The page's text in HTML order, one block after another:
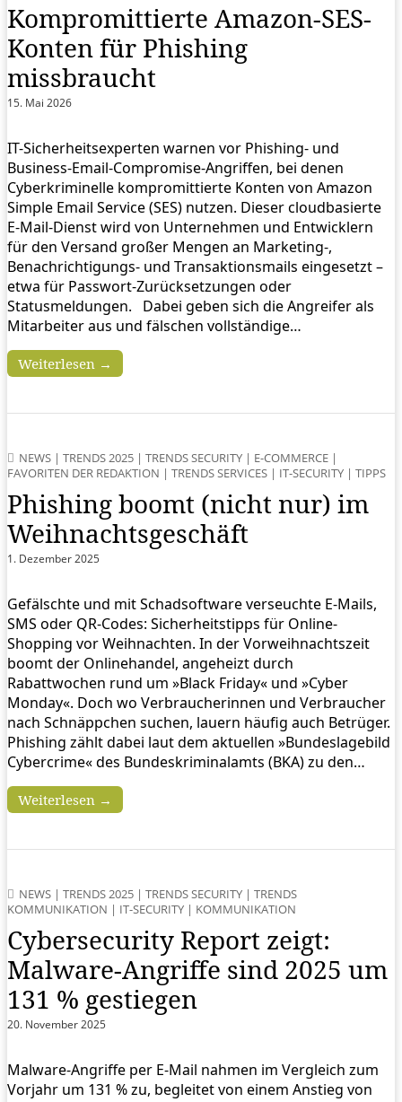
Kompromittierte Amazon-SES-
Konten für Phishing
missbraucht
15. Mai 2026
IT-Sicherheitsexperten warnen vor Phishing- und
Business-Email-Compromise-Angriffen, bei denen
Cyberkriminelle kompromittierte Konten von Amazon
Simple Email Service (SES) nutzen. Dieser cloudbasierte
E-Mail-Dienst wird von Unternehmen und Entwicklern
für den Versand großer Mengen an Marketing-,
Benachrichtigungs- und Transaktionsmails eingesetzt –
etwa für Passwort-Zurücksetzungen oder
Statusmeldungen. Dabei geben sich die Angreifer als
Mitarbeiter aus und fälschen vollständige…
Weiterlesen →
NEWS | TRENDS 2025 | TRENDS SECURITY | E-COMMERCE |
FAVORITEN DER REDAKTION | TRENDS SERVICES | IT-SECURITY | TIPPS
Phishing boomt (nicht nur) im
Weihnachtsgeschäft
1. Dezember 2025
Gefälschte und mit Schadsoftware verseuchte E-Mails,
SMS oder QR-Codes: Sicherheitstipps für Online-
Shopping vor Weihnachten. In der Vorweihnachtszeit
boomt der Onlinehandel, angeheizt durch
Rabattwochen rund um »Black Friday« und »Cyber
Monday«. Doch wo Verbraucherinnen und Verbraucher
nach Schnäppchen suchen, lauern häufig auch Betrüger.
Phishing zählt dabei laut dem aktuellen »Bundeslagebild
Cybercrime« des Bundeskriminalamts (BKA) zu den…
Weiterlesen →
NEWS | TRENDS 2025 | TRENDS SECURITY | TRENDS
KOMMUNIKATION | IT-SECURITY | KOMMUNIKATION
Cybersecurity Report zeigt:
Malware-Angriffe sind 2025 um
131 % gestiegen
20. November 2025
Malware-Angriffe per E-Mail nahmen im Vergleich zum
Vorjahr um 131 % zu, begleitet von einem Anstieg von